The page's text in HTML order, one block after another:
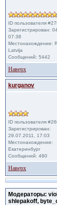
ID пользователя
Зарегистрирован:
07:38
Местонахождение:
Latvija
Сообщений: 5442
Наверх
kurganov
ID пользователя
Зарегистрирован:
29.07.2011, 17:03
Местонахождение:
Екатеринбург
Сообщений: 480
Наверх
Модераторы:
shlepakoff,